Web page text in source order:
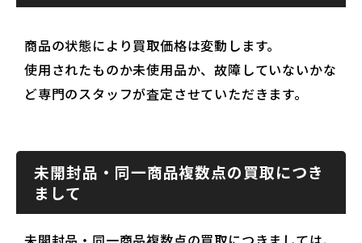
商品の状態により買取価格は変動します。
使用されたものか未使用品か、故障していないかな
ど専門のスタッフが査定させていただきます。
未開封品・同一商品複数点の買取につき
まして